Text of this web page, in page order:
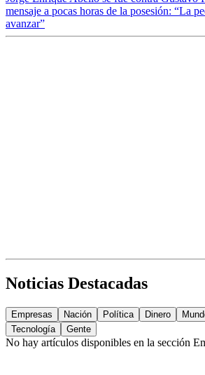
mensaje a pocas horas de la posesión: “La
avanzar”
Noticias Destacadas
Empresas Nación Política Dinero
Tecnología
Gente
No hay artículos disponibles en la sección